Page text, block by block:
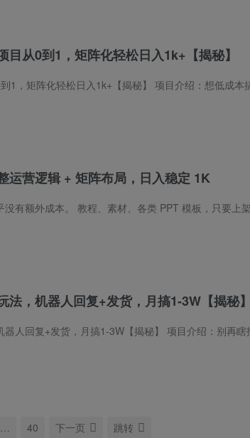
目从0到1，矩阵化轻松日入1k+【揭秘】
松日入1k+【揭秘】 项目介绍：想低成本搞钱？虚拟类目才是真的香！像真题资料、PPT模板这类产品，一次上
运营逻辑 + 矩阵布局，日入稳定 1K
法，机器人回复+发货，月搞1-3W【揭秘】
，月搞1-3W【揭秘】 项目介绍：别再瞎找项目了，拼多多虚拟类目才是真正的轻资产风口！教程、素材、资料
… 40 下一页 跳转